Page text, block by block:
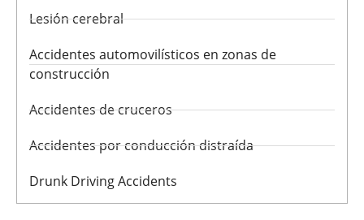
Lesión cerebral
Accidentes automovilísticos en zonas de
construcción
Accidentes de cruceros
Accidentes por conducción distraída
Drunk Driving Accidents